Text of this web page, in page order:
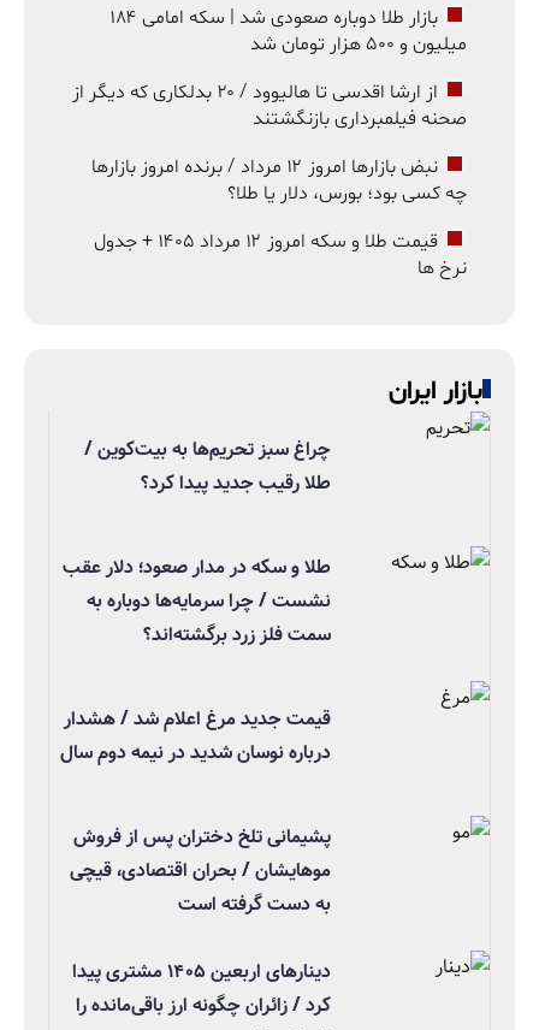
بازار طلا دوباره صعودی شد | سکه امامی ۱۸۴
میلیون و ۵۰۰ هزار تومان شد
از ارشا اقدسی تا هالیوود / ۲۰ بدلکاری که دیگر از
صحنه فیلمبرداری بازنگشتند
نبض بازارها امروز ۱۲ مرداد / برنده امروز بازارها
چه کسی بود؛ بورس، دلار یا طلا؟
قیمت طلا و سکه امروز ۱۲ مرداد ۱۴۰۵ + جدول
نرخ ها
بازار ایران
چراغ سبز تحریم‌ها به بیت‌کوین /
طلا رقیب جدید پیدا کرد؟
طلا و سکه در مدار صعود؛ دلار عقب
نشست / چرا سرمایه‌ها دوباره به
سمت فلز زرد برگشته‌اند؟
قیمت جدید مرغ اعلام شد / هشدار
درباره نوسان شدید در نیمه دوم سال
پشیمانی تلخ دختران پس از فروش
موهایشان / بحران اقتصادی، قیچی
به دست گرفته است
دینارهای اربعین ۱۴۰۵ مشتری پیدا
کرد / زائران چگونه ارز باقی‌مانده را